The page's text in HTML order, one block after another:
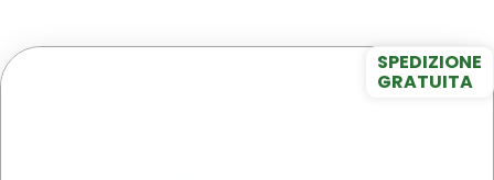
SPEDIZIONE
GRATUITA